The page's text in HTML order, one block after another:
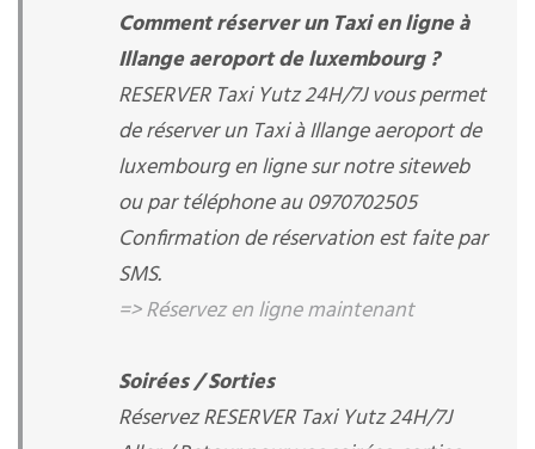
Comment réserver un Taxi en ligne à
Illange aeroport de luxembourg ?
RESERVER Taxi Yutz 24H/7J vous permet
de réserver un Taxi à Illange aeroport de
luxembourg en ligne sur notre siteweb
ou par téléphone au 0970702505
Confirmation de réservation est faite par
SMS.
=> Réservez en ligne maintenant
Soirées / Sorties
Réservez RESERVER Taxi Yutz 24H/7J